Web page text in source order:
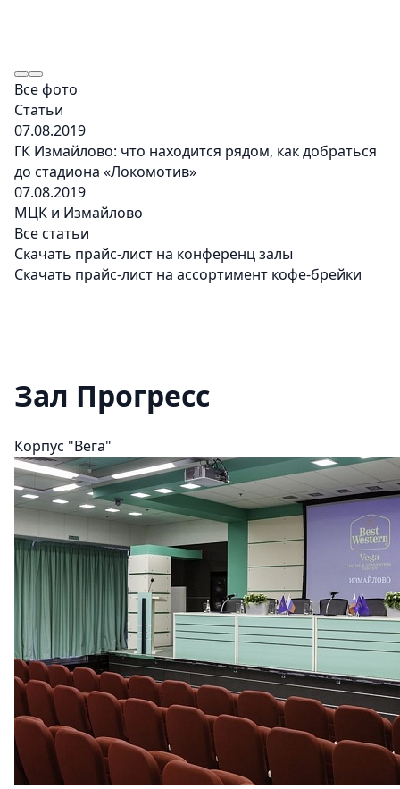
Все фото
Статьи
07.08.2019
ГК Измайлово: что находится рядом, как добраться
до стадиона «Локомотив»
07.08.2019
МЦК и Измайлово
Все статьи
Скачать прайс-лист на конференц залы
Скачать прайс-лист на ассортимент кофе-брейки
Зал Прогресс
Корпус "Вега"